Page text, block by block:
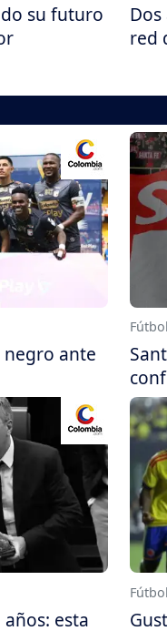
su futuro
red
negro ante
esta